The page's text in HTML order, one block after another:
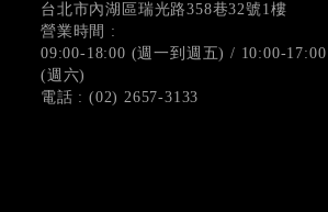
台北市內湖區瑞光路358巷32號1樓
營業時間 :
09:00-18:00 (週一到週五) / 10:00-17:00
(週六)
電話 : (02) 2657-3133